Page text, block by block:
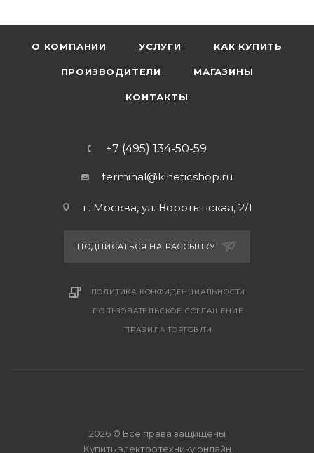
О КОМПАНИИ УСЛУГИ КАК КУПИТЬ
ПРОИЗВОДИТЕЛИ МАГАЗИНЫ
КОНТАКТЫ
+7 (495) 134-50-59
terminal@kineticshop.ru
г. Москва, ул. Воротынская, 2/1
ПОДПИСАТЬСЯ НА РАССЫЛКУ
ПОЛИТИКА КОНФИДЕНЦИАЛЬНОСТИ
ПОЛЬЗОВАТЕЛЬСКОЕ СОГЛАШЕНИЕ
ПРАВИЛА ТОРГОВЛИ
2026 © Все права защищены
Купить электротехнику онлайн